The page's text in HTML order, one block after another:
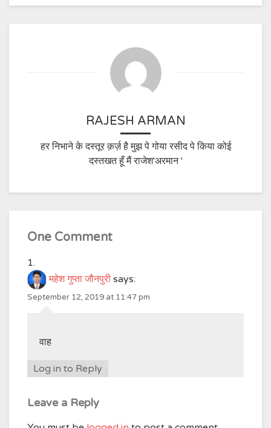
RAJESH ARMAN
हर निभाने के दस्तूर क़र्ज़ है मुझ पे गोया रसीद पे किया कोई
दस्तखत हूँ मैं राजेश'अरमान '
One Comment
महेश गुप्ता जौनपुरी says:
September 12, 2019 at 11:47 pm
वाह
Log in to Reply
Leave a Reply